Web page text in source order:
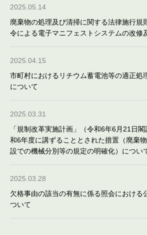
2025.05.14
廃棄物の処理及び清掃に関する法律施行規
令による電子マニフェストシステムの改修
2025.04.15
市町村におけるリチウム蓄電池等の適正処
について
2025.03.31
「規制改革実施計画」（令和6年6月21日
和6年度に講ずることとされた措置（廃棄
設での機械分別等の規定の明確化）につい
2025.03.28
欠格事由の該当の有無に係る照会における
ついて